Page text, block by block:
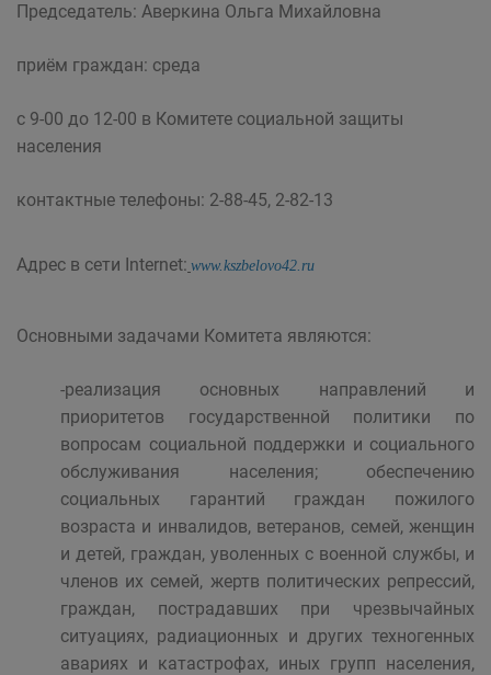
Председатель: Аверкина Ольга Михайловна
приём граждан: среда
с 9-00 до 12-00 в Комитете социальной защиты
населения
контактные телефоны: 2-88-45, 2-82-13
Адрес в сети Internet: www.kszbelovo42.ru
Основными задачами Комитета являются:
-реализация основных направлений и
приоритетов государственной политики по
вопросам социальной поддержки и социального
обслуживания населения; обеспечению
социальных гарантий граждан пожилого
возраста и инвалидов, ветеранов, семей, женщин
и детей, граждан, уволенных с военной службы, и
членов их семей, жертв политических репрессий,
граждан, пострадавших при чрезвычайных
ситуациях, радиационных и других техногенных
авариях и катастрофах, иных групп населения,